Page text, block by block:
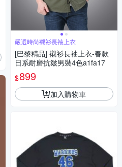
嚴選時尚襯衫長袖上衣
[巴黎精品] 襯衫長袖上衣-春款
日系耐磨抗皺男裝4色a1fa17
$899
加入購物車